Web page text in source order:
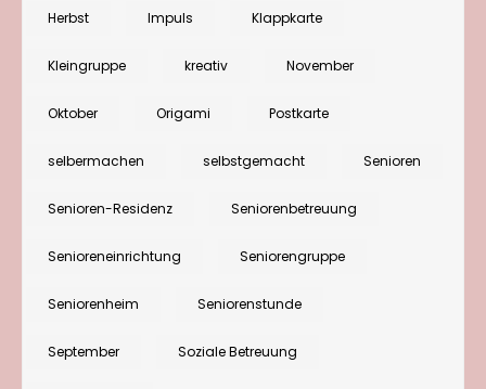
Herbst Impuls Klappkarte
Kleingruppe kreativ November
Oktober Origami Postkarte
selbermachen selbstgemacht Senioren
Senioren-Residenz Seniorenbetreuung
Senioreneinrichtung Seniorengruppe
Seniorenheim Seniorenstunde
September Soziale Betreuung